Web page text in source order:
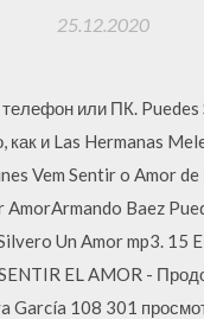
25.12.2020
телефон или ПК.
как и Las Hermanas
Vem Sentir o Amor
Baez
Un Amor mp3. 15
EL AMOR -
García 108 301